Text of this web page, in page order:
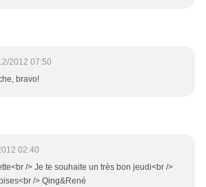
2012 07:50
bravo!
02:40
/> Je te souhaite un très bon jeudi<br />
/> Qing&René